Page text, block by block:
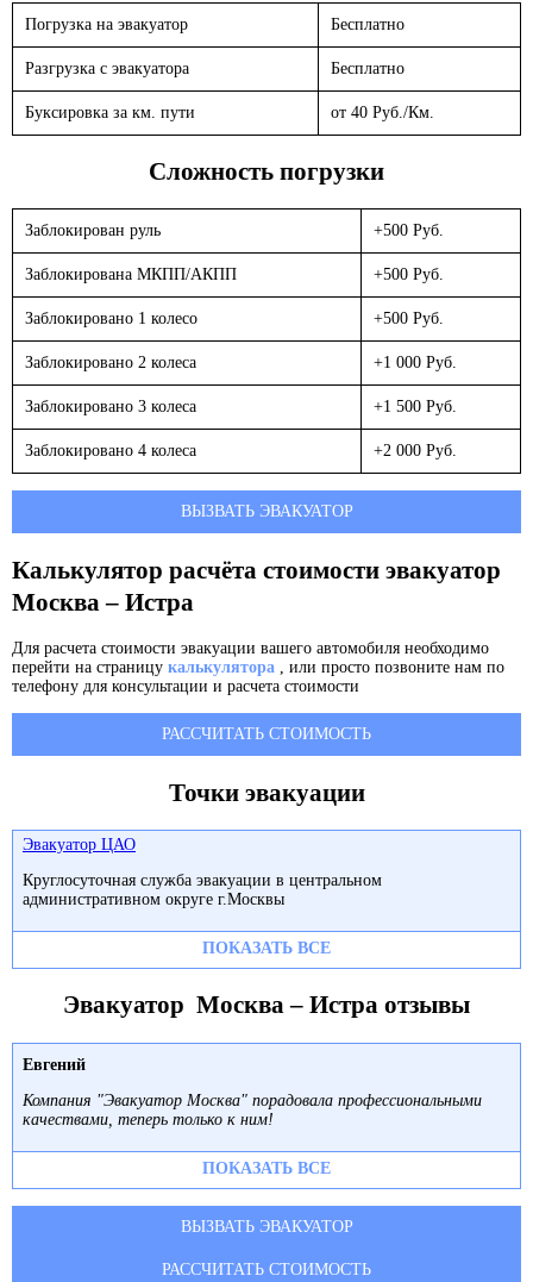
Погрузка на эвакуатор Бесплатно
Разгрузка с эвакуатора Бесплатно
Буксировка за км. пути от 40 Руб./Км.
Сложность погрузки
Заблокирован руль +500 Руб.
Заблокирована МКПП/АКПП +500 Руб.
Заблокировано 1 колесо +500 Руб.
Заблокировано 2 колеса +1 000 Руб.
Заблокировано 3 колеса +1 500 Руб.
Заблокировано 4 колеса +2 000 Руб.
ВЫЗВАТЬ ЭВАКУАТОР
Калькулятор расчёта стоимости эвакуатор
Москва – Истра
Для расчета стоимости эвакуации вашего автомобиля необходимо
перейти на страницу калькулятора , или просто позвоните нам по
телефону для консультации и расчета стоимости
РАССЧИТАТЬ СТОИМОСТЬ
Точки эвакуации
Эвакуатор ЦАО
Круглосуточная служба эвакуации в центральном
административном округе г.Москвы
ПОКАЗАТЬ ВСЕ
Эвакуатор Москва – Истра отзывы
Евгений
Компания "Эвакуатор Москва" порадовала профессиональными
качествами, теперь только к ним!
ПОКАЗАТЬ ВСЕ
ВЫЗВАТЬ ЭВАКУАТОР
РАССЧИТАТЬ СТОИМОСТЬ